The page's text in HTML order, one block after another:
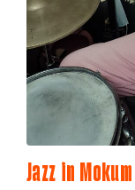
Jazz in